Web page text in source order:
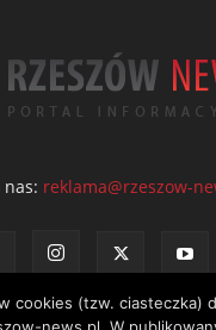
reklama@rzeszow-
cookies (tzw. ciasteczka)